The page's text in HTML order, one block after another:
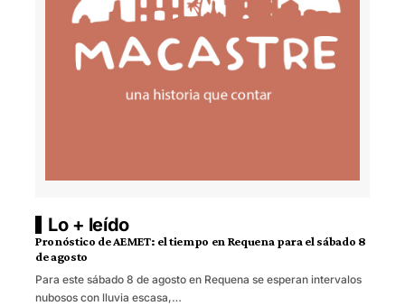
Lo + leído
Pronóstico de AEMET: el tiempo en Requena para el sábado 8
de agosto
Para este sábado 8 de agosto en Requena se esperan intervalos
nubosos con lluvia escasa,…